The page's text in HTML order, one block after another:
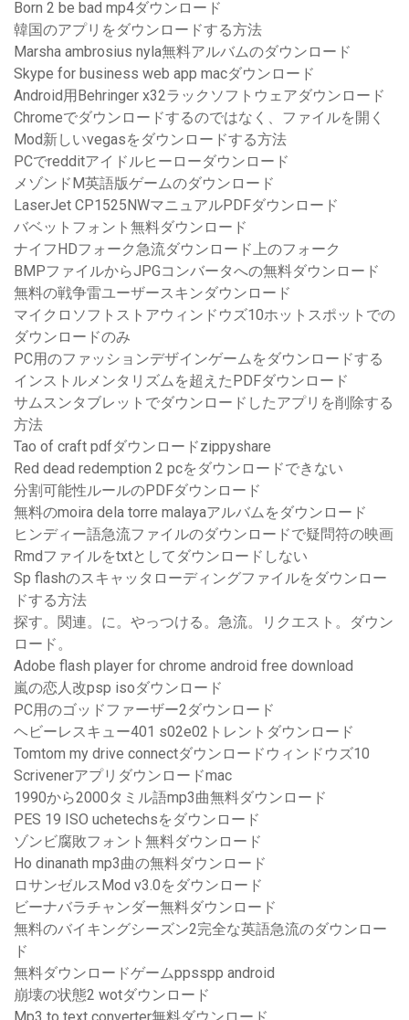
Born 2 be bad mp4ダウンロード
韓国のアプリをダウンロードする方法
Marsha ambrosius nyla無料アルバムのダウンロード
Skype for business web app macダウンロード
Android用Behringer x32ラックソフトウェアダウンロード
Chromeでダウンロードするのではなく、ファイルを開く
Mod新しいvegasをダウンロードする方法
PCでredditアイドルヒーローダウンロード
メゾンドM英語版ゲームのダウンロード
LaserJet CP1525NWマニュアルPDFダウンロード
バベットフォント無料ダウンロード
ナイフHDフォーク急流ダウンロード上のフォーク
BMPファイルからJPGコンバータへの無料ダウンロード
無料の戦争雷ユーザースキンダウンロード
マイクロソフトストアウィンドウズ10ホットスポットでの
ダウンロードのみ
PC用のファッションデザインゲームをダウンロードする
インストルメンタリズムを超えたPDFダウンロード
サムスンタブレットでダウンロードしたアプリを削除する
方法
Tao of craft pdfダウンロードzippyshare
Red dead redemption 2 pcをダウンロードできない
分割可能性ルールのPDFダウンロード
無料のmoira dela torre malayaアルバムをダウンロード
ヒンディー語急流ファイルのダウンロードで疑問符の映画
Rmdファイルをtxtとしてダウンロードしない
Sp flashのスキャッタローディングファイルをダウンロー
ドする方法
探す。関連。に。やっつける。急流。リクエスト。ダウン
ロード。
Adobe flash player for chrome android free download
嵐の恋人改psp isoダウンロード
PC用のゴッドファーザー2ダウンロード
ヘビーレスキュー401 s02e02トレントダウンロード
Tomtom my drive connectダウンロードウィンドウズ10
Scrivenerアプリダウンロードmac
1990から2000タミル語mp3曲無料ダウンロード
PES 19 ISO uchetechsをダウンロード
ゾンビ腐敗フォント無料ダウンロード
Ho dinanath mp3曲の無料ダウンロード
ロサンゼルスMod v3.0をダウンロード
ビーナバラチャンダー無料ダウンロード
無料のバイキングシーズン2完全な英語急流のダウンロー
ド
無料ダウンロードゲームppsspp android
崩壊の状態2 wotダウンロード